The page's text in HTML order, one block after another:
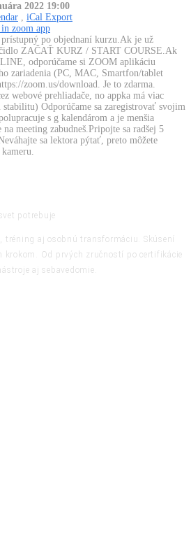
2022 19:00
, iCal Export
zoom app
po objednaní kurzu.Ak je už
ZAČAŤ KURZ / START COURSE.Ak
odporúčame si ZOOM aplikáciu
zariadenia (PC, MAC, Smartfon/tablet
zoom.us/download. Je to zdarma.
webové prehliadače, no appka má viac
Odporúčame sa zaregistrovať svojim
s g kalendárom a je menšia
meeting zabudneš.Pripojte sa radšej 5
sa lektora pýtať, preto môžete
potrebuje
tréning aj osobnú transformáciu. Skúsení
krokom. Od prvých zručností po certifikácie
aj sebavedomie.